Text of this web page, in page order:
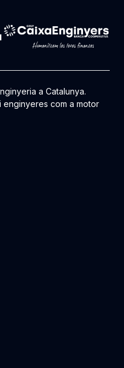
a Catalunya.
enginyeres com a motor